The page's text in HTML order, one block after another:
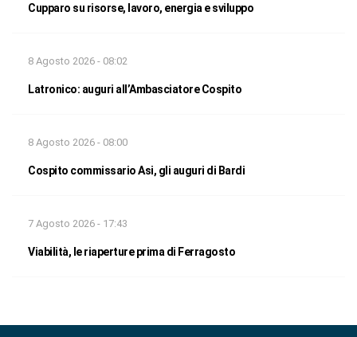
Cupparo su risorse, lavoro, energia e sviluppo
8 Agosto 2026 - 08:02
Latronico: auguri all’Ambasciatore Cospito
8 Agosto 2026 - 08:00
Cospito commissario Asi, gli auguri di Bardi
7 Agosto 2026 - 17:43
Viabilità, le riaperture prima di Ferragosto